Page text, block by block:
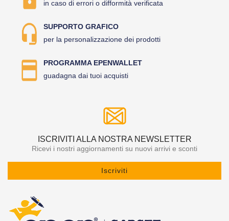
in caso di errori o difformità verificata
SUPPORTO GRAFICO
per la personalizzazione dei prodotti
PROGRAMMA EPENWALLET
guadagna dai tuoi acquisti
ISCRIVITI ALLA NOSTRA NEWSLETTER
Ricevi i nostri aggiornamenti su nuovi arrivi e sconti
Iscriviti